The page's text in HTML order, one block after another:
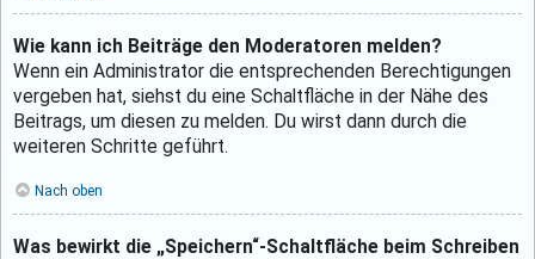
Wie kann ich Beiträge den Moderatoren melden?
Wenn ein Administrator die entsprechenden Berechtigungen
vergeben hat, siehst du eine Schaltfläche in der Nähe des
Beitrags, um diesen zu melden. Du wirst dann durch die
weiteren Schritte geführt.
Nach oben
Was bewirkt die „Speichern“-Schaltfläche beim Schreiben